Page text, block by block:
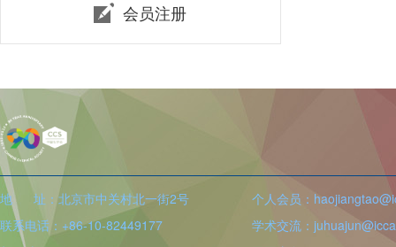
会员注册
地 址：北京市中关村北一街2号
联系电话：+86-10-82449177
个人会员：
学术交流：